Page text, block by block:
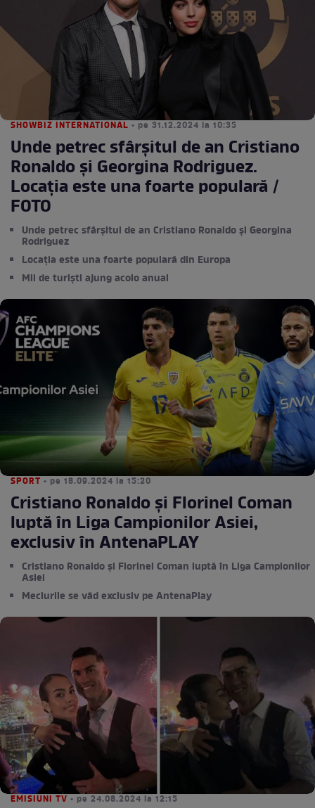
SHOWBIZ INTERNATIONAL • pe 31.12.2024 la 10:35
Unde petrec sfârșitul de an Cristiano
Ronaldo și Georgina Rodriguez.
Locația este una foarte populară /
FOTO
Unde petrec sfârșitul de an Cristiano Ronaldo și Georgina
Rodriguez
Locația este una foarte populară din Europa
Mii de turiști ajung acolo anual
SPORT • pe 18.09.2024 la 15:20
Cristiano Ronaldo şi Florinel Coman
luptă în Liga Campionilor Asiei,
exclusiv în AntenaPLAY
Cristiano Ronaldo şi Florinel Coman luptă în Liga Campionilor
Asiei
Meciurile se văd exclusiv pe AntenaPlay
EMISIUNI TV • pe 24.08.2024 la 12:15